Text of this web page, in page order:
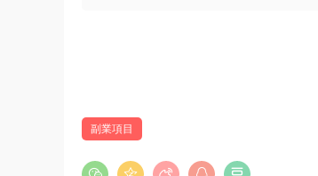
副業項目